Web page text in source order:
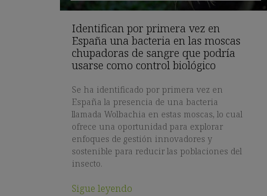
Identifican por primera vez en
España una bacteria en las moscas
chupadoras de sangre que podría
usarse como control biológico
Se ha identificado por primera vez en
España la presencia de una bacteria
llamada Wolbachia en estas moscas, lo cual
ofrece una oportunidad para explorar
enfoques de gestión innovadores y
sostenible para reducir las poblaciones del
insecto.
Sigue leyendo